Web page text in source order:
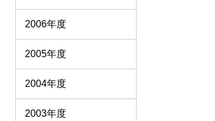
2006年度
2005年度
2004年度
2003年度